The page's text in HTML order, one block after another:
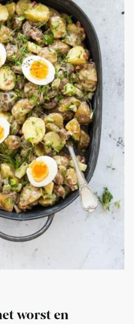
worst en